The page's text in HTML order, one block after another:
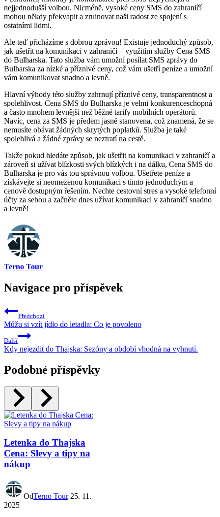
nejjednodušší volbou. Nicméně, vysoké ceny SMS do zahraničí
mohou někdy překvapit a zruinovat naši radost ze spojení s
ostatními lidmi.
Ale teď přicházíme s dobrou zprávou! Existuje jednoduchý způsob,
jak ušetřit na komunikaci v zahraničí – využitím služby Cena SMS
do Bulharska. Tato služba vám umožní posílat SMS zprávy do
Bulharska za nízké a příznivé ceny, což vám ušetří peníze a umožní
vám komunikovat snadno a levně.
Hlavní výhody této služby zahrnují příznivé ceny, transparentnost a
spolehlivost. Cena SMS do Bulharska je velmi konkurenceschopná
a často mnohem levnější než běžné tarify mobilních operátorů.
Navíc, cena za SMS je předem jasně stanovena, což znamená, že se
nemusíte obávat žádných skrytých poplatků. Služba je také
spolehlivá a žádné zprávy se neztratí na cestě.
Takže pokud hledáte způsob, jak ušetřit na komunikaci v zahraničí a
zároveň si užívat blízkosti svých blízkých i na dálku, Cena SMS do
Bulharska je pro vás tou správnou volbou. Ušetřete peníze a
získávejte si neomezenou komunikaci s tímto jednoduchým a
cenově dostupným řešením. Nechte cestovní stres a vysoké telefonní
účty za sebou a začněte dnes užívat komunikaci v zahraničí snadno
a levně!
Terno Tour
Navigace pro příspěvek
Předchozí
Můžu si vzít jídlo do letadla: Co je povoleno
Další
Kdy nejezdit do Thajska: Sezóny a období vhodná na vyhnutí.
Podobné příspěvky
Letenka do Thajska
Cena: Slevy a tipy na
nákup
OdTerno Tour 25. 11.
2025